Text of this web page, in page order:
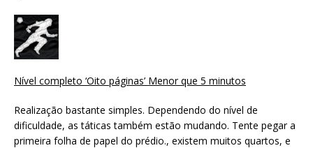
Nível completo ‘Oito páginas’ Menor que 5 minutos
Realização bastante simples. Dependendo do nível de
dificuldade, as táticas também estão mudando. Tente pegar a
primeira folha de papel do prédio., existem muitos quartos, e